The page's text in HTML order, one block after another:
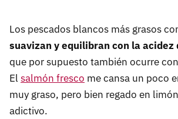
Los pescados blancos más grasos
suavizan y equilibran con la
que por supuesto también ocurre
El salmón fresco me cansa un poco
muy graso, pero bien regado en
adictivo.